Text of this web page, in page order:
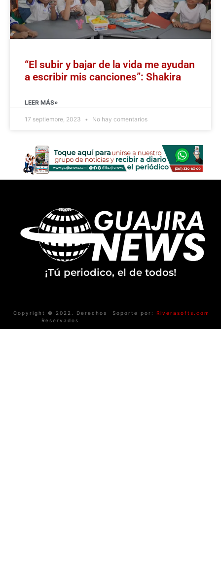
“El subir y bajar de la vida me ayudan
a escribir mis canciones”: Shakira
LEER MÁS»
17 septiembre, 2023 No hay comentarios
¡Tú periodico, el de todos!
Copyright © 2022. Derechos
Reservados
Soporte por: Riverasofts.com